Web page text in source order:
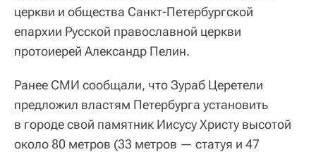
церкви и общества Санкт-Петербургской
епархии Русской православной церкви
протоиерей Александр Пелин.
Ранее СМИ сообщали, что Зураб Церетели
предложил властям Петербурга установить
в городе свой памятник Иисусу Христу высотой
около 80 метров (33 метров — статуя и 47